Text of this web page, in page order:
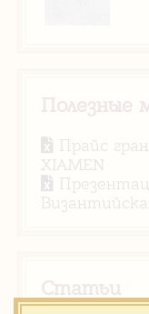
Полезные
Прайс
XIAMEN
Статьи